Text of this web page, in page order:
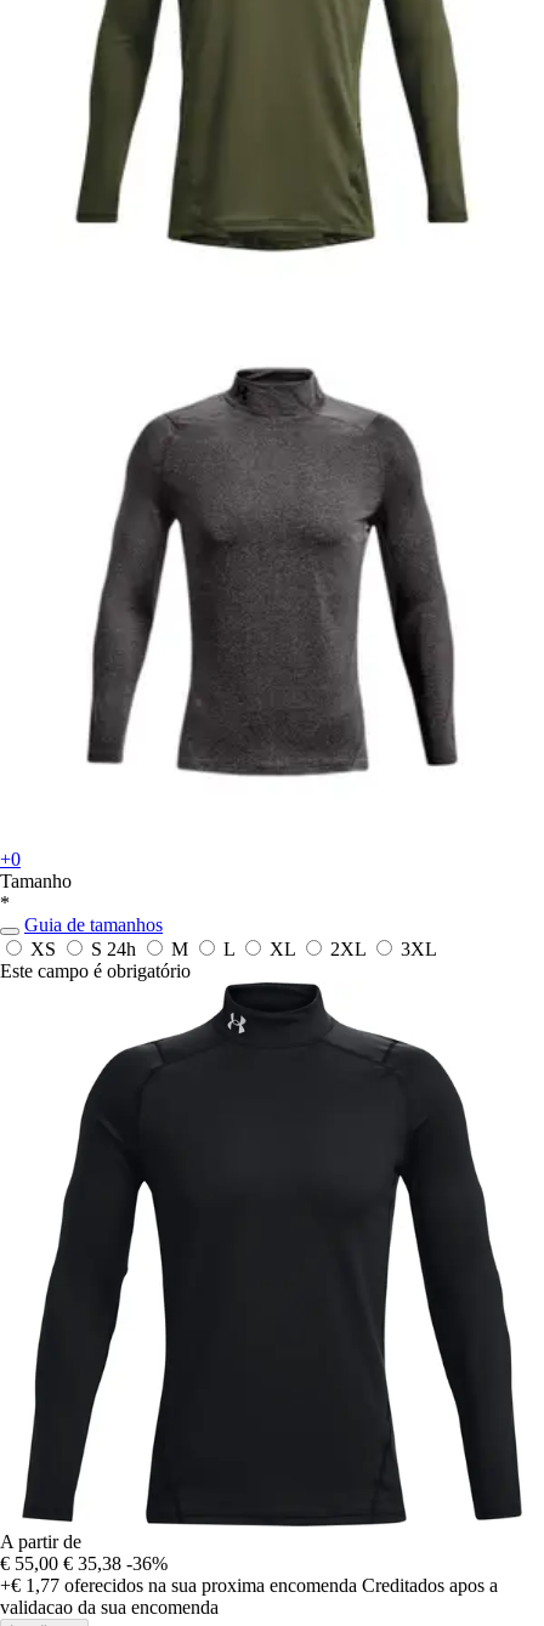
+0
Tamanho
*
Guia de tamanhos
XS
S 24h M L XL 2XL
3XL
Este campo é obrigatório
A partir de
€ 55,00 € 35,38 -36%
+€ 1,77 oferecidos na sua proxima encomenda Creditados apos a
validacao da sua encomenda